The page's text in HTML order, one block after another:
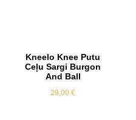
Kneelo Knee Putu
Ceļu Sargi Burgon
And Ball
29,00 €